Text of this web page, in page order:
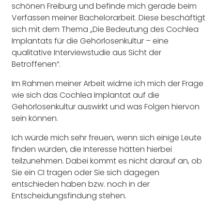
schönen Freiburg und befinde mich gerade beim
Verfassen meiner Bachelorarbeit. Diese beschäftigt
sich mit dem Thema „Die Bedeutung des Cochlea
Implantats für die Gehörlosenkultur – eine
qualitative Interviewstudie aus Sicht der
Betroffenen“.
Im Rahmen meiner Arbeit widme ich mich der Frage
wie sich das Cochlea Implantat auf die
Gehörlosenkultur auswirkt und was Folgen hiervon
sein können.
Ich würde mich sehr freuen, wenn sich einige Leute
finden würden, die Interesse hätten hierbei
teilzunehmen. Dabei kommt es nicht darauf an, ob
Sie ein CI tragen oder Sie sich dagegen
entschieden haben bzw. noch in der
Entscheidungsfindung stehen.